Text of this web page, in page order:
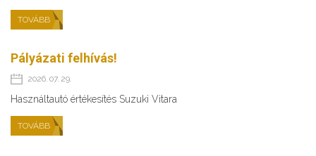
TOVÁBB
Pályázati felhívás!
2026. 07. 29.
Használtautó értékesítés Suzuki Vitara
TOVÁBB